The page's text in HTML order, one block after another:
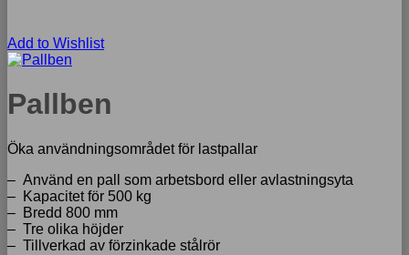
Add to Wishlist
Pallben
Öka användningsområdet för lastpallar
– Använd en pall som arbetsbord eller avlastningsyta
– Kapacitet för 500 kg
– Bredd 800 mm
– Tre olika höjder
– Tillverkad av förzinkade stålrör